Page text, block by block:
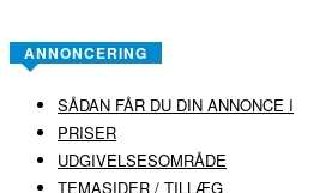
ANNONCERING
SÅDAN FÅR DU DIN ANNONCE I
PRISER
UDGIVELSESOMRÅDE
TEMASIDER / TILLÆG